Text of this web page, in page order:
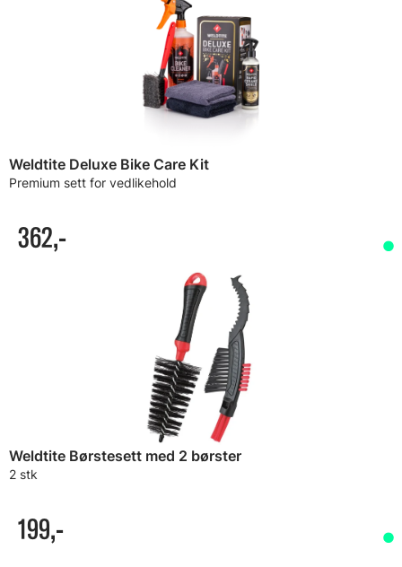
Weldtite Deluxe Bike Care Kit
Premium sett for vedlikehold
362,-
Weldtite Børstesett med 2 børster
2 stk
199,-